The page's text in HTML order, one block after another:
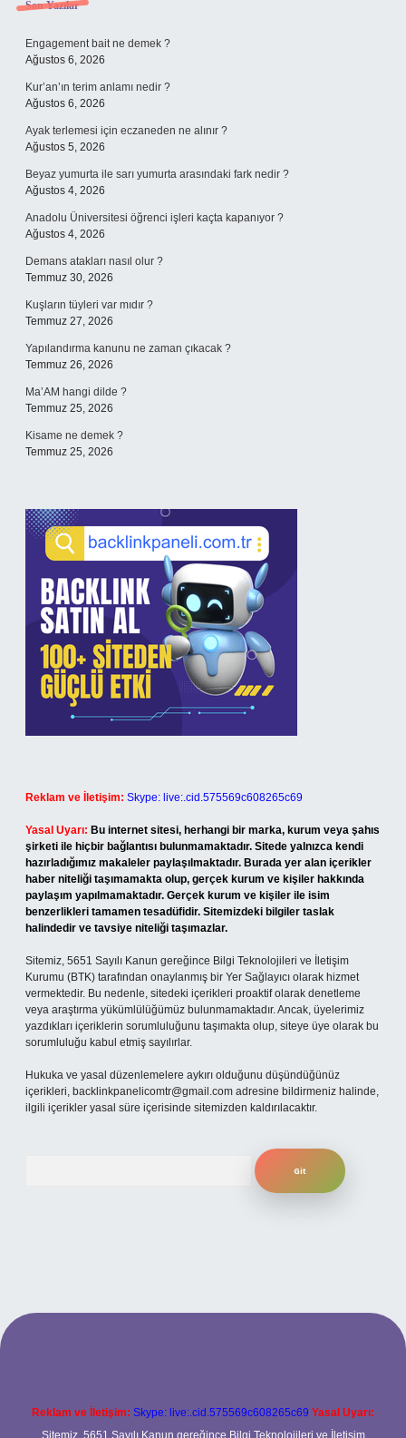
Sidebar
Son Yazılar
Engagement bait ne demek ?
Ağustos 6, 2026
Kur’an’ın terim anlamı nedir ?
Ağustos 6, 2026
Ayak terlemesi için eczaneden ne alınır ?
Ağustos 5, 2026
Beyaz yumurta ile sarı yumurta arasındaki fark nedir ?
Ağustos 4, 2026
Anadolu Üniversitesi öğrenci işleri kaçta kapanıyor ?
Ağustos 4, 2026
Demans atakları nasıl olur ?
Temmuz 30, 2026
Kuşların tüyleri var mıdır ?
Temmuz 27, 2026
Yapılandırma kanunu ne zaman çıkacak ?
Temmuz 26, 2026
Ma’AM hangi dilde ?
Temmuz 25, 2026
Kisame ne demek ?
Temmuz 25, 2026
Reklam ve İletişim: Skype: live:.cid.575569c608265c69
Yasal Uyarı: Bu internet sitesi, herhangi bir marka, kurum veya şahıs
şirketi ile hiçbir bağlantısı bulunmamaktadır. Sitede yalnızca kendi
hazırladığımız makaleler paylaşılmaktadır. Burada yer alan içerikler
haber niteliği taşımamakta olup, gerçek kurum ve kişiler hakkında
paylaşım yapılmamaktadır. Gerçek kurum ve kişiler ile isim
benzerlikleri tamamen tesadüfidir. Sitemizdeki bilgiler taslak
halindedir ve tavsiye niteliği taşımazlar.
Sitemiz, 5651 Sayılı Kanun gereğince Bilgi Teknolojileri ve İletişim
Kurumu (BTK) tarafından onaylanmış bir Yer Sağlayıcı olarak hizmet
vermektedir. Bu nedenle, sitedeki içerikleri proaktif olarak denetleme
veya araştırma yükümlülüğümüz bulunmamaktadır. Ancak, üyelerimiz
yazdıkları içeriklerin sorumluluğunu taşımakta olup, siteye üye olarak bu
sorumluluğu kabul etmiş sayılırlar.
Hukuka ve yasal düzenlemelere aykırı olduğunu düşündüğünüz
içerikleri, backlinkpanelicomtr@gmail.com adresine bildirmeniz halinde,
ilgili içerikler yasal süre içerisinde sitemizden kaldırılacaktır.
Reklam ve İletişim: Skype: live:.cid.575569c608265c69 Yasal Uyarı:
Sitemiz, 5651 Sayılı Kanun gereğince Bilgi Teknolojileri ve İletişim